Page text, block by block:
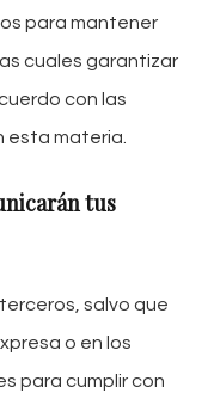
para mantener
cuales garantizar
con las
esta materia.
tus
salvo que
o en los
para cumplir con